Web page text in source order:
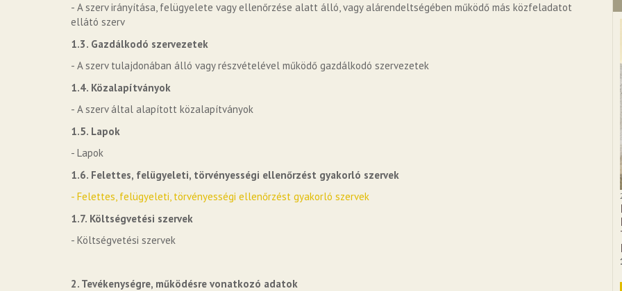
- A szerv irányítása, felügyelete vagy ellenőrzése alatt álló, vagy alárendeltségében működő más közfeladatot
ellátó szerv
1.3. Gazdálkodó szervezetek
- A szerv tulajdonában álló vagy részvételével működő gazdálkodó szervezetek
1.4. Közalapítványok
- A szerv által alapított közalapítványok
1.5. Lapok
- Lapok
1.6. Felettes, felügyeleti, törvényességi ellenőrzést gyakorló szervek
- Felettes, felügyeleti, törvényességi ellenőrzést gyakorló szervek
1.7. Költségvetési szervek
- Költségvetési szervek
2. Tevékenységre, működésre vonatkozó adatok